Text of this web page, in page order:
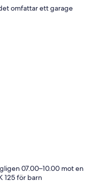
omfattar ett garage
07.00–10.00 mot en
125 för barn